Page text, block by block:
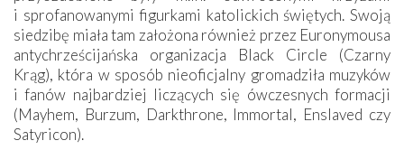
i sprofanowanymi figurkami katolickich świętych. Swoją
siedzibę miała tam założona również przez Euronymousa
antychrześcijańska organizacja Black Circle (Czarny
Krąg), która w sposób nieoficjalny gromadziła muzyków
i fanów najbardziej liczących się ówczesnych formacji
(Mayhem, Burzum, Darkthrone, Immortal, Enslaved czy
Satyricon).